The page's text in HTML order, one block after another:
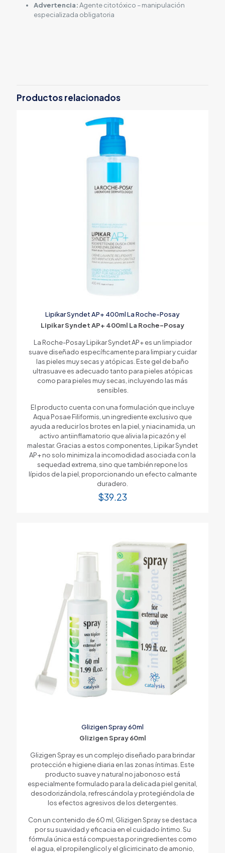
Advertencia:Agente citotóxico – manipulación
especializada obligatoria
Productos relacionados
Lipikar Syndet AP+ 400ml La Roche-Posay
Lipikar Syndet AP+ 400ml La Roche-Posay
La Roche-Posay Lipikar Syndet AP+ es un limpiador
suave diseñado específicamente para limpiar y cuidar
las pieles muy secas y atópicas. Este gel de baño
ultrasuave es adecuado tanto para pieles atópicas
como para pieles muy secas, incluyendo las más
sensibles.
El producto cuenta con una formulación que incluye
Aqua Posae Filiformis, un ingrediente exclusivo que
ayuda a reducir los brotes en la piel, y niacinamida, un
activo antiinflamatorio que alivia la picazón y el
malestar. Gracias a estos componentes, Lipikar Syndet
AP+ no solo minimiza la incomodidad asociada con la
sequedad extrema, sino que también repone los
lípidos de la piel, proporcionando un efecto calmante
duradero.
$39.23
Glizigen Spray 60ml
Glizigen Spray 60ml
Glizigen Spray es un complejo diseñado para brindar
protección e higiene diaria en las zonas íntimas. Este
producto suave y natural no jabonoso está
especialmente formulado para la delicada piel genital,
desodorizándola, refrescándola y protegiéndola de
los efectos agresivos de los detergentes.
Con un contenido de 60 ml, Glizigen Spray se destaca
por su suavidad y eficacia en el cuidado íntimo. Su
fórmula única está compuesta por ingredientes como
el agua, el propilenglicol y el glicirricinato de amonio,